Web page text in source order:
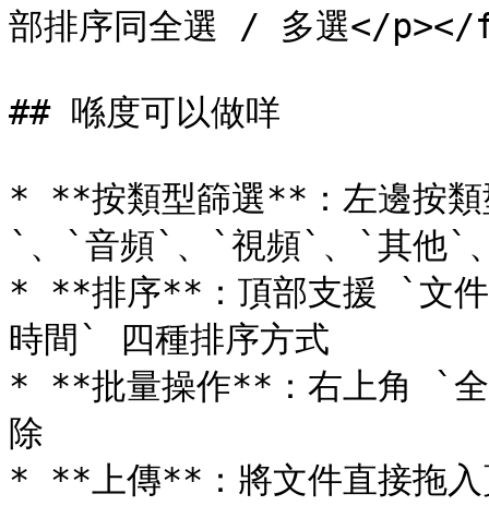
部排序同全選 / 多選</
## 喺度可以做咩
* **按類型篩選**：左邊按
`、`音頻`、`視頻`、`其他`
* **排序**：頂部支援 `
時間` 四種排序方式
* **批量操作**：右上角 `
除
* **上傳**：將文件直接拖